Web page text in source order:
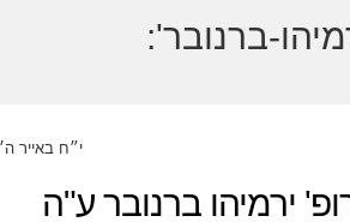
י״ח באייר
ירמיהו ברנובר ע"ה